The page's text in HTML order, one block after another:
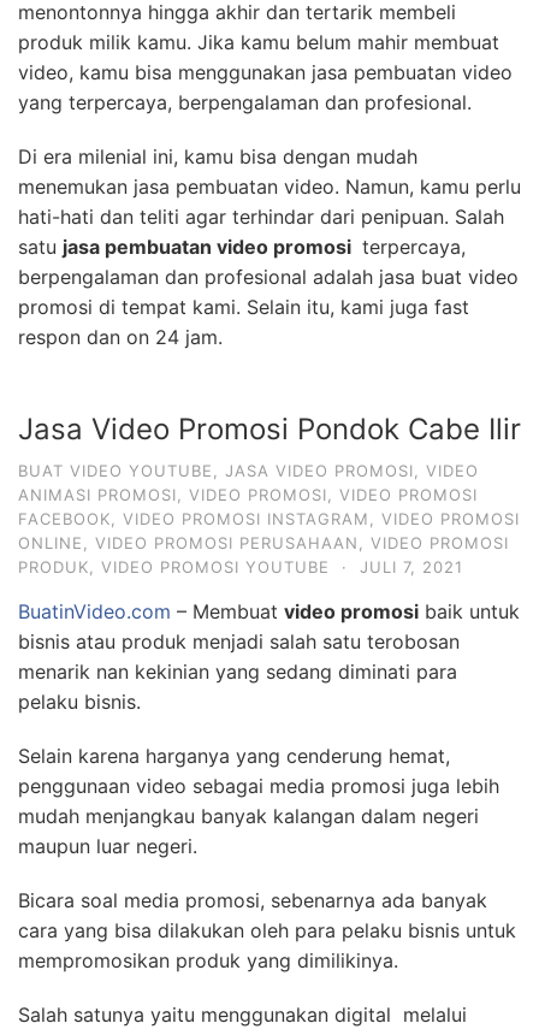
menontonnya hingga akhir dan tertarik membeli
produk milik kamu. Jika kamu belum mahir membuat
video, kamu bisa menggunakan jasa pembuatan video
yang terpercaya, berpengalaman dan profesional.
Di era milenial ini, kamu bisa dengan mudah
menemukan jasa pembuatan video. Namun, kamu perlu
hati-hati dan teliti agar terhindar dari penipuan. Salah
satu jasa pembuatan video promosi terpercaya,
berpengalaman dan profesional adalah jasa buat video
promosi di tempat kami. Selain itu, kami juga fast
respon dan on 24 jam.
Jasa Video Promosi Pondok Cabe Ilir
BUAT VIDEO YOUTUBE JASA VIDEO PROMOSI
VIDEO
ANIMASI PROMOSI
VIDEO PROMOSI
VIDEO PROMOSI
FACEBOOK
VIDEO PROMOSI INSTAGRAM
VIDEO PROMOSI
ONLINE
VIDEO PROMOSI PERUSAHAAN
VIDEO PROMOSI
PRODUK
VIDEO PROMOSI YOUTUBE · JULI 7, 2021
BuatinVideo.com – Membuat video promosi baik untuk
bisnis atau produk menjadi salah satu terobosan
menarik nan kekinian yang sedang diminati para
pelaku bisnis.
Selain karena harganya yang cenderung hemat,
penggunaan video sebagai media promosi juga lebih
mudah menjangkau banyak kalangan dalam negeri
maupun luar negeri.
Bicara soal media promosi, sebenarnya ada banyak
cara yang bisa dilakukan oleh para pelaku bisnis untuk
mempromosikan produk yang dimilikinya.
Salah satunya yaitu menggunakan digital melalui